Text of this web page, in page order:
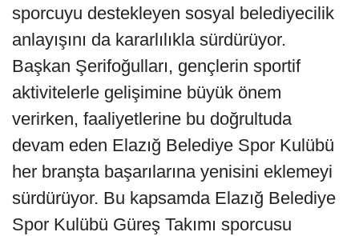
sporcuyu destekleyen sosyal belediyecilik
anlayışını da kararlılıkla sürdürüyor.
Başkan Şerifoğulları, gençlerin sportif
aktivitelerle gelişimine büyük önem
verirken, faaliyetlerine bu doğrultuda
devam eden Elazığ Belediye Spor Kulübü
her branşta başarılarına yenisini eklemeyi
sürdürüyor. Bu kapsamda Elazığ Belediye
Spor Kulübü Güreş Takımı sporcusu